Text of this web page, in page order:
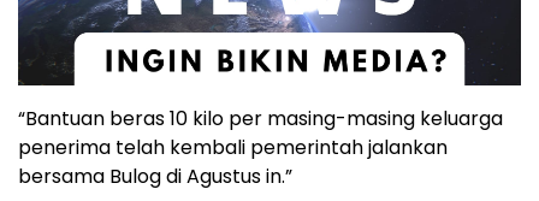
“Bantuan beras 10 kilo per masing-masing keluarga
penerima telah kembali pemerintah jalankan
bersama Bulog di Agustus in.”